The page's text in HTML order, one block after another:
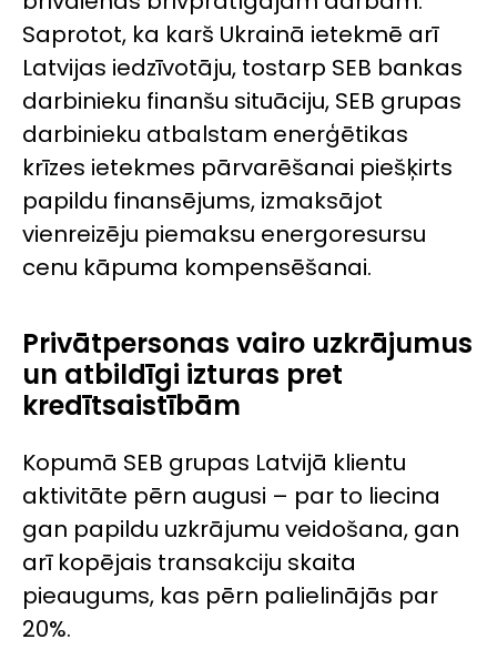
Saprotot, ka karš Ukrainā ietekmē arī
Latvijas iedzīvotāju, tostarp SEB bankas
darbinieku finanšu situāciju, SEB grupas
darbinieku atbalstam enerģētikas
krīzes ietekmes pārvarēšanai piešķirts
papildu finansējums, izmaksājot
vienreizēju piemaksu energoresursu
cenu kāpuma kompensēšanai.
Privātpersonas vairo uzkrājumus
un atbildīgi izturas pret
kredītsaistībām
Kopumā SEB grupas Latvijā klientu
aktivitāte pērn augusi – par to liecina
gan papildu uzkrājumu veidošana, gan
arī kopējais transakciju skaita
pieaugums, kas pērn palielinājās par
20%.